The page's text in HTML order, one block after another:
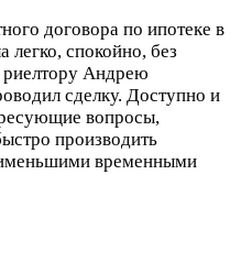
договора по ипотеке в
спокойно, без
риелтору Андрею
сделку. Доступно и
вопросы,
производить
временными